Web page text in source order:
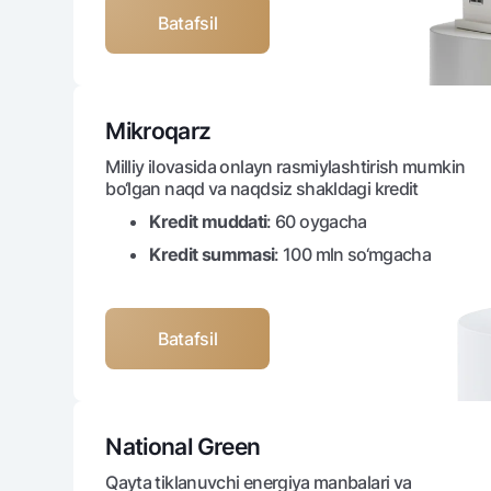
Tariflar
Ko'p beriladigan savollar
Sayt bo‘yicha qidiring
Foydali havolalar
Bizni ijtimoiy tarmoqlarda kuzatib boring
Batafsil
Mikroqarz
Milliy ilovasida onlayn rasmiylashtirish mumkin
bo‘lgan naqd va naqdsiz shakldagi kredit
Kredit muddati: 60 oygacha
Kredit summasi: 100 mln so‘mgacha
Batafsil
National Green
Qayta tiklanuvchi energiya manbalari va